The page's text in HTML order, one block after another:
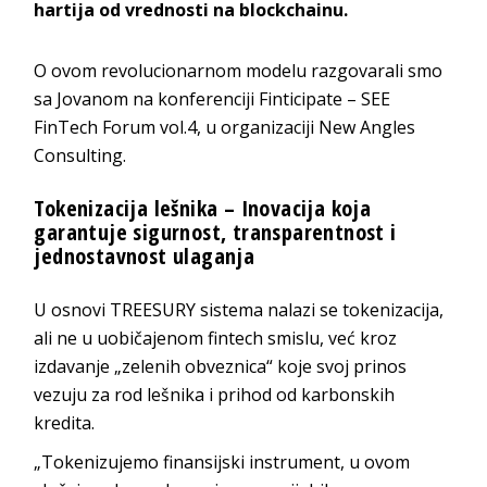
hartija od vrednosti na blockchainu.
O ovom revolucionarnom modelu razgovarali smo
sa Jovanom na konferenciji Finticipate – SEE
FinTech Forum vol.4, u organizaciji New Angles
Consulting.
Tokenizacija lešnika – Inovacija koja
garantuje sigurnost, transparentnost i
jednostavnost ulaganja
U osnovi TREESURY sistema nalazi se tokenizacija,
ali ne u uobičajenom fintech smislu, već kroz
izdavanje „zelenih obveznica“ koje svoj prinos
vezuju za rod lešnika i prihod od karbonskih
kredita.
„Tokenizujemo finansijski instrument, u ovom